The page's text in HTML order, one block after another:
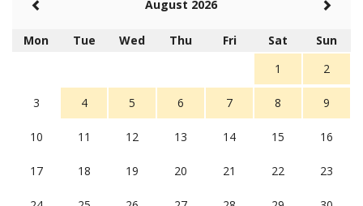
August 2026
Mon Tue Wed Thu Fri Sat
Sun
1
2
3 4 5 6 7 8 9
10 11 12 13 14 15 16
17 18 19 20 21 22 23